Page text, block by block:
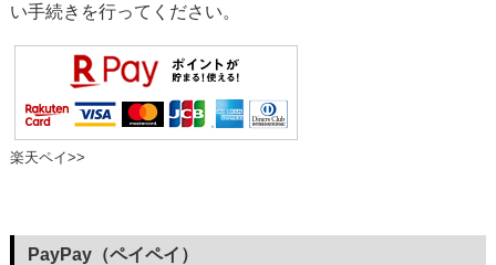
い手続きを行ってください。
楽天ペイ>>
PayPay（ペイペイ）